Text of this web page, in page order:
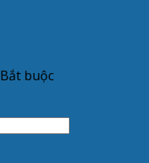
Bắt buộc